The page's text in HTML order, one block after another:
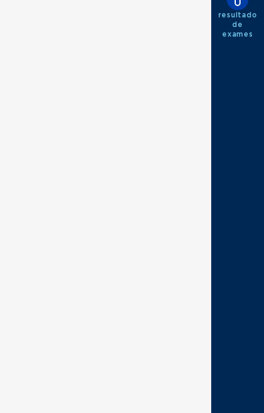
resultado
de
exames